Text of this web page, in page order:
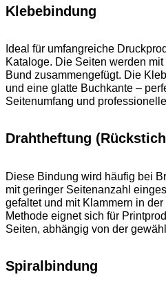
Klebebindung
Ideal für umfangreiche
Kataloge. Die Seiten werden
Bund zusammengefügt. Die
und eine glatte Buchkante –
Seitenumfang und
Drahtheftung
Diese Bindung wird häufig bei
mit geringer Seitenanzahl
gefaltet und mit Klammern in
Methode eignet sich für
Seiten, abhängig von der
Spiralbindung